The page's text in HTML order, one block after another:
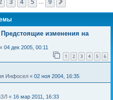
изменения на
« 04 дек 2005, 00:11
1 2 3 4 5 6
Инфосел « 02 ноя 2004, 16:35
« 16 мар 2011, 16:33